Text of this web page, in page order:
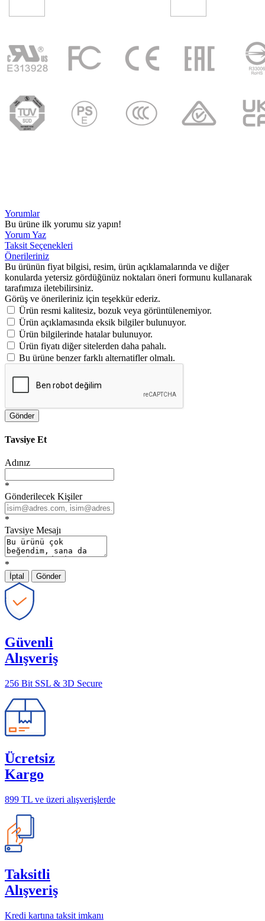
Yorumlar
Bu ürüne ilk yorumu siz yapın!
Yorum Yaz
Taksit Seçenekleri
Önerileriniz
Bu ürünün fiyat bilgisi, resim, ürün açıklamalarında ve diğer
konularda yetersiz gördüğünüz noktaları öneri formunu kullanarak
tarafımıza iletebilirsiniz.
Görüş ve önerileriniz için teşekkür ederiz.
Ürün resmi kalitesiz, bozuk veya görüntülenemiyor.
Ürün açıklamasında eksik bilgiler bulunuyor.
Ürün bilgilerinde hatalar bulunuyor.
Ürün fiyatı diğer sitelerden daha pahalı.
Bu ürüne benzer farklı alternatifler olmalı.
Gönder
Tavsiye Et
Adınız
*
Gönderilecek Kişiler
*
Tavsiye Mesajı
*
İptal Gönder
Güvenli
Alışveriş
256 Bit SSL & 3D Secure
Ücretsiz
Kargo
899 TL ve üzeri alışverişlerde
Taksitli
Alışveriş
Kredi kartına taksit imkanı